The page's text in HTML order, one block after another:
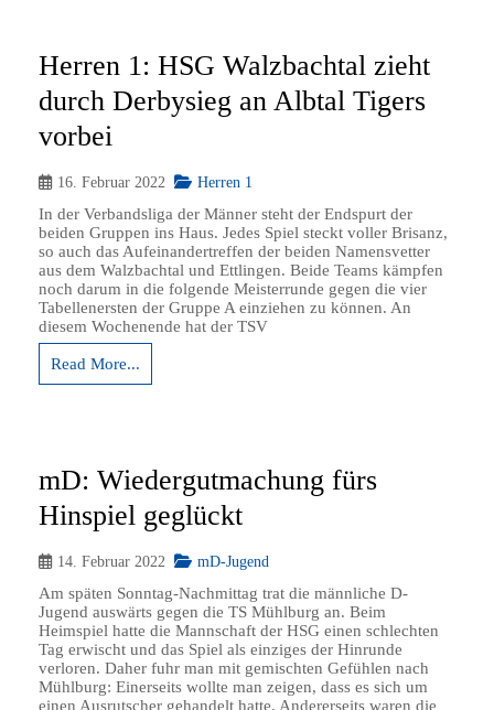
Herren 1: HSG Walzbachtal zieht
durch Derbysieg an Albtal Tigers
vorbei
16. Februar 2022
Herren 1
In der Verbandsliga der Männer steht der Endspurt der
beiden Gruppen ins Haus. Jedes Spiel steckt voller Brisanz,
so auch das Aufeinandertreffen der beiden Namensvetter
aus dem Walzbachtal und Ettlingen. Beide Teams kämpfen
noch darum in die folgende Meisterrunde gegen die vier
Tabellenersten der Gruppe A einziehen zu können. An
diesem Wochenende hat der TSV
Read More...
mD: Wiedergutmachung fürs
Hinspiel geglückt
14. Februar 2022
mD-Jugend
Am späten Sonntag-Nachmittag trat die männliche D-
Jugend auswärts gegen die TS Mühlburg an. Beim
Heimspiel hatte die Mannschaft der HSG einen schlechten
Tag erwischt und das Spiel als einziges der Hinrunde
verloren. Daher fuhr man mit gemischten Gefühlen nach
Mühlburg: Einerseits wollte man zeigen, dass es sich um
einen Ausrutscher gehandelt hatte. Andererseits waren die